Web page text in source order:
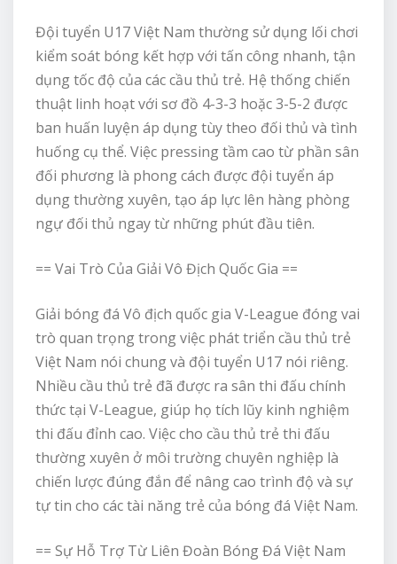
Đội tuyển U17 Việt Nam thường sử dụng lối chơi
kiểm soát bóng kết hợp với tấn công nhanh, tận
dụng tốc độ của các cầu thủ trẻ. Hệ thống chiến
thuật linh hoạt với sơ đồ 4-3-3 hoặc 3-5-2 được
ban huấn luyện áp dụng tùy theo đối thủ và tình
huống cụ thể. Việc pressing tầm cao từ phần sân
đối phương là phong cách được đội tuyển áp
dụng thường xuyên, tạo áp lực lên hàng phòng
ngự đối thủ ngay từ những phút đầu tiên.
== Vai Trò Của Giải Vô Địch Quốc Gia ==
Giải bóng đá Vô địch quốc gia V-League đóng vai
trò quan trọng trong việc phát triển cầu thủ trẻ
Việt Nam nói chung và đội tuyển U17 nói riêng.
Nhiều cầu thủ trẻ đã được ra sân thi đấu chính
thức tại V-League, giúp họ tích lũy kinh nghiệm
thi đấu đỉnh cao. Việc cho cầu thủ trẻ thi đấu
thường xuyên ở môi trường chuyên nghiệp là
chiến lược đúng đắn để nâng cao trình độ và sự
tự tin cho các tài năng trẻ của bóng đá Việt Nam.
== Sự Hỗ Trợ Từ Liên Đoàn Bóng Đá Việt Nam